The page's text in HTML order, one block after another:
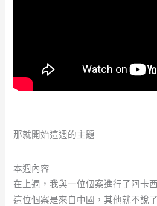
那就開始這週的主題
本週內容
在上週，我與一位個案進行了阿卡
這位個案是來自中國，其他就不說了